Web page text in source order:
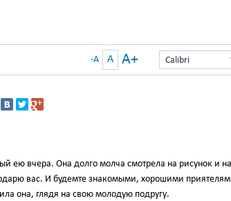
Calibri
-A A A+
ею вчера. Она долго молча смотрела на рисунок и на
вас. И будемте знакомыми, хорошими
она, глядя на свою молодую подругу.